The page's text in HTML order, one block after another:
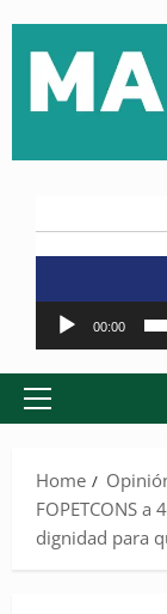
content
00:00
Primary
Home
FOPETCONS
dignidad para